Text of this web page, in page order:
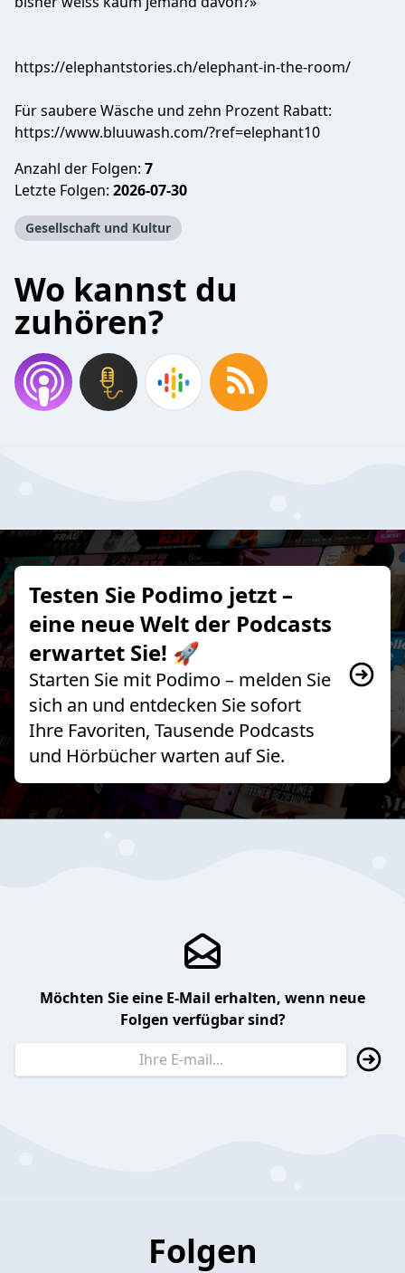
https://elephantstories.ch/elephant-in-the-room/
Für saubere Wäsche und zehn Prozent Rabatt:
https://www.bluuwash.com/?ref=elephant10
Anzahl der Folgen: 7
Letzte Folgen: 2026-07-30
Gesellschaft und Kultur
Wo kannst du
zuhören?
Testen Sie Podimo jetzt –
eine neue Welt der Podcasts
erwartet Sie! 🚀
Starten Sie mit Podimo – melden Sie
sich an und entdecken Sie sofort
Ihre Favoriten, Tausende Podcasts
und Hörbücher warten auf Sie.
Möchten Sie eine E-Mail erhalten, wenn neue
Folgen verfügbar sind?
Folgen